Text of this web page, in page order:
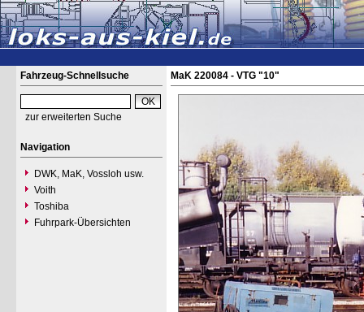
Fahrzeug-Schnellsuche
zur erweiterten Suche
Navigation
DWK, MaK, Vossloh usw.
Voith
Toshiba
Fuhrpark-Übersichten
MaK 220084 - VTG "10"